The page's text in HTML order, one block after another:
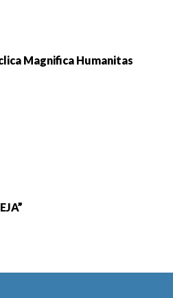
Magnifica Humanitas